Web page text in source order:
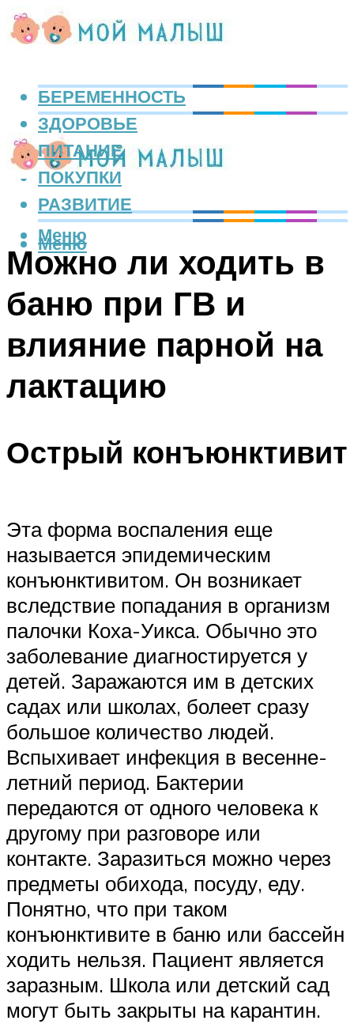
БЕРЕМЕННОСТЬ
ЗДОРОВЬЕ
ПИТАНИЕ
ПОКУПКИ
РАЗВИТИЕ
Меню
Меню
Можно ли ходить в
баню при ГВ и
влияние парной на
лактацию
Острый конъюнктивит
Эта форма воспаления еще
называется эпидемическим
конъюнктивитом. Он возникает
вследствие попадания в организм
палочки Коха-Уикса. Обычно это
заболевание диагностируется у
детей. Заражаются им в детских
садах или школах, болеет сразу
большое количество людей.
Вспыхивает инфекция в весенне-
летний период. Бактерии
передаются от одного человека к
другому при разговоре или
контакте. Заразиться можно через
предметы обихода, посуду, еду.
Понятно, что при таком
конъюнктивите в баню или бассейн
ходить нельзя. Пациент является
заразным. Школа или детский сад
могут быть закрыты на карантин.